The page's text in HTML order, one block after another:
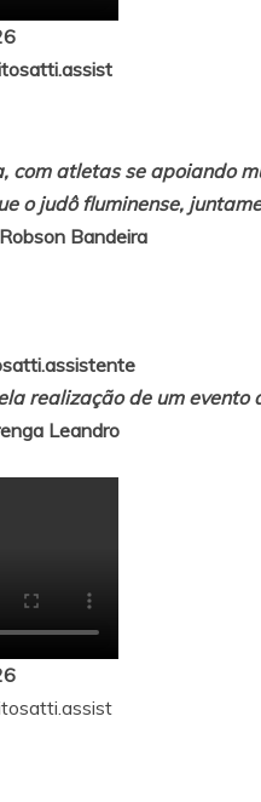
com atletas se apoiando
judô fluminense,
Robson Bandeira
realização de um evento
Leandro